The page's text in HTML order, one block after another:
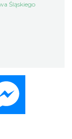
2026-08-15
Śląskiego